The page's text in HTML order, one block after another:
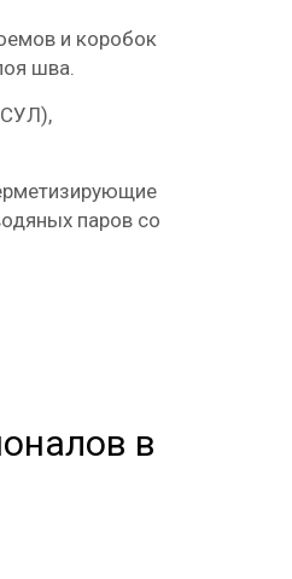
и коробок
шва.
паров со
в